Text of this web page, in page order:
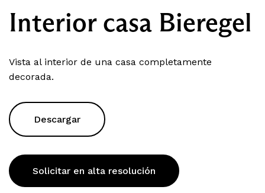
Interior casa Bieregel
Vista al interior de una casa completamente
decorada.
Descargar
Solicitar en alta resolución